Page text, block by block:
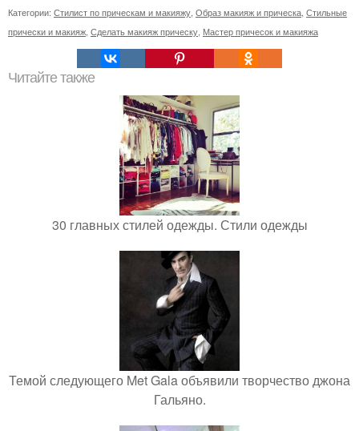
Категории: Стилист по прическам и макияжу Образ макияж и прическа Стильные
прически и макияж Сделать макияж прическу Мастер причесок и макияжа
Читайте также
30 главных стилей одежды. Стили одежды
Темой следующего Met Gala объявили творчество джона
Гальяно.